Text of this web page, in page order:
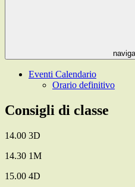
Eventi Calendario
Orario definitivo
Consigli di classe
14.00 3D
14.30 1M
15.00 4D